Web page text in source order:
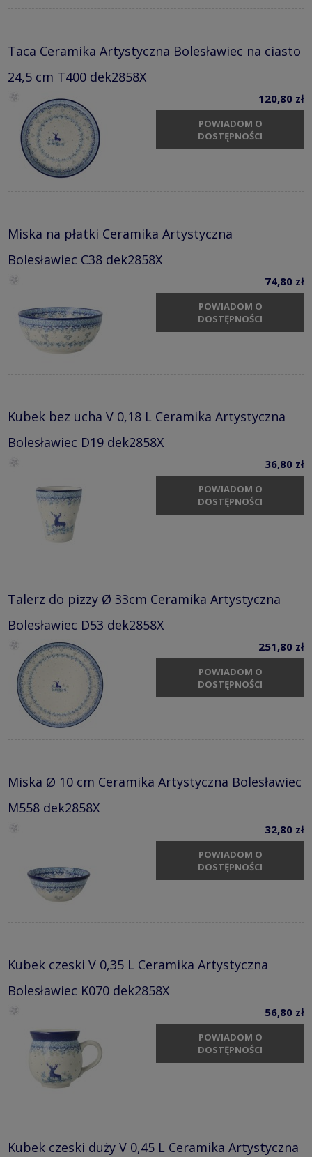
Taca Ceramika Artystyczna Bolesławiec na ciasto
24,5 cm T400 dek2858X
120,80 zł
POWIADOM O
DOSTĘPNOŚCI
Miska na płatki Ceramika Artystyczna
Bolesławiec C38 dek2858X
74,80 zł
POWIADOM O
DOSTĘPNOŚCI
Kubek bez ucha V 0,18 L Ceramika Artystyczna
Bolesławiec D19 dek2858X
36,80 zł
POWIADOM O
DOSTĘPNOŚCI
Talerz do pizzy Ø 33cm Ceramika Artystyczna
Bolesławiec D53 dek2858X
251,80 zł
POWIADOM O
DOSTĘPNOŚCI
Miska Ø 10 cm Ceramika Artystyczna Bolesławiec
M558 dek2858X
32,80 zł
POWIADOM O
DOSTĘPNOŚCI
Kubek czeski V 0,35 L Ceramika Artystyczna
Bolesławiec K070 dek2858X
56,80 zł
POWIADOM O
DOSTĘPNOŚCI
Kubek czeski duży V 0,45 L Ceramika Artystyczna